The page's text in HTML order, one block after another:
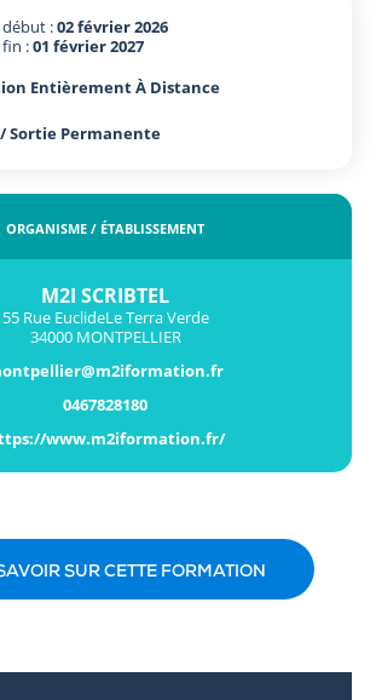
début :02 février 2026
:01 février 2027
Entièrement À Distance
Sortie Permanente
ORGANISME / ÉTABLISSEMENT
M2I SCRIBTEL
55 Rue EuclideLe Terra Verde
34000 MONTPELLIER
0467828180
www.m2iformation.fr/
SUR CETTE FORMATION